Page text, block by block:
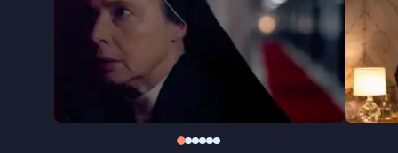
La Chimera) spelen de hoofdrollen.
“Verrukkelijke Vaticaanthriller” ★★★★ NRC
“Met een toch nog verrassende ontknoping” ★★★
VPRO Cinema
“Kardinaal Lawrence wordt met finesse gespeeld
door Ralph Fiennes” Het Parool